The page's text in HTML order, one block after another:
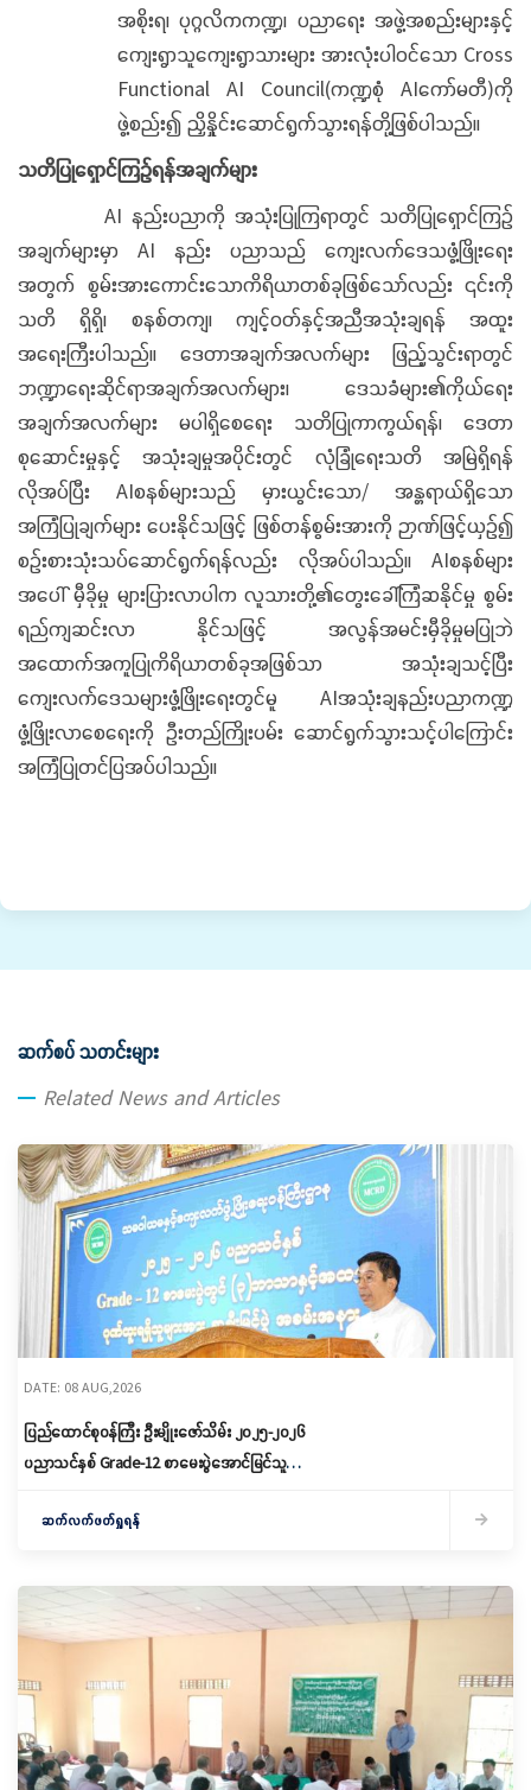
အစိုးရ၊ ပုဂ္ဂလိကကဏ္ဍ၊ ပညာရေး အဖွဲ့အစည်းများနှင့်
ကျေးရွာသူကျေးရွာသားများ အားလုံးပါဝင်သော Cross
Functional AI Council(ကဏ္ဍစုံ AIကော်မတီ)ကို
ဖွဲ့စည်း၍ ညှိနှိုင်းဆောင်ရွက်သွားရန်တို့ဖြစ်ပါသည်။
သတိပြုရှောင်ကြဉ်ရန်အချက်များ
AI နည်းပညာကို အသုံးပြုကြရာတွင် သတိပြုရှောင်ကြဉ်
အချက်များမှာ AI နည်း ပညာသည် ကျေးလက်ဒေသဖွံ့ဖြိုးရေး
အတွက် စွမ်းအားကောင်းသောကိရိယာတစ်ခုဖြစ်သော်လည်း ၎င်းကို
သတိ ရှိရှိ၊ စနစ်တကျ၊ ကျင့်ဝတ်နှင့်အညီအသုံးချရန် အထူး
အရေးကြီးပါသည်။ ဒေတာအချက်အလက်များ ဖြည့်သွင်းရာတွင်
ဘဏ္ဍာရေးဆိုင်ရာအချက်အလက်များ၊ ဒေသခံများ၏ကိုယ်ရေး
အချက်အလက်များ မပါရှိစေရေး သတိပြုကာကွယ်ရန်၊ ဒေတာ
စုဆောင်းမှုနှင့် အသုံးချမှုအပိုင်းတွင် လုံခြုံရေးသတိ အမြဲရှိရန်
လိုအပ်ပြီး AIစနစ်များသည် မှားယွင်းသော/ အန္တရာယ်ရှိသော
အကြံပြုချက်များ ပေးနိုင်သဖြင့် ဖြစ်တန်စွမ်းအားကို ဉာဏ်ဖြင့်ယှဉ်၍
စဉ်းစားသုံးသပ်ဆောင်ရွက်ရန်လည်း လိုအပ်ပါသည်။ AIစနစ်များ
အပေါ် မှီခိုမှု များပြားလာပါက လူသားတို့၏တွေးခေါ်ကြံဆနိုင်မှု စွမ်း
ရည်ကျဆင်းလာ နိုင်သဖြင့် အလွန်အမင်းမှီခိုမှုမပြုဘဲ
အထောက်အကူပြုကိရိယာတစ်ခုအဖြစ်သာ အသုံးချသင့်ပြီး
ကျေးလက်ဒေသများဖွံ့ဖြိုးရေးတွင်မူ AIအသုံးချနည်းပညာကဏ္ဍ
ဖွံ့ဖြိုးလာစေရေးကို ဦးတည်ကြိုးပမ်း ဆောင်ရွက်သွားသင့်ပါကြောင်း
အကြံပြုတင်ပြအပ်ပါသည်။
ဆက်စပ် သတင်းများ
Related News and Articles
DATE: 08 AUG,2026
ပြည်ထောင်စုဝန်ကြီး ဦးမျိုးဇော်သိမ်း ၂၀၂၅-၂၀၂၆
ပညာသင်နှစ် Grade-12 စာမေးပွဲအောင်မြင်သူများ
ဆက်လက်ဖတ်ရှုရန်